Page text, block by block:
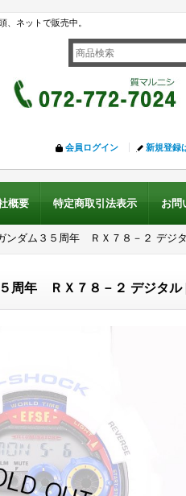
、ネットで販売中。
会員ログイン 新規登録
概要 特定商取引法表示 お問
ダム３５周年 ＲＸ７８－２ デジ
周年 ＲＸ７８－２ デジタル